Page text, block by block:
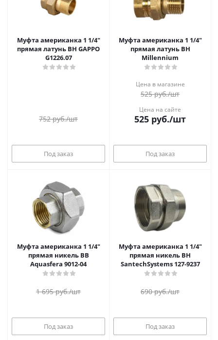
Муфта американка 1 1/4"
прямая латунь ВН GAPPO
G1226.07
752руб./шт
Под заказ
Муфта американка 1 1/4"
прямая латунь ВН
Millennium
Цена в магазине
525руб./шт
Цена на сайте
525 руб./шт
Под заказ
Муфта американка 1 1/4"
прямая никель ВВ
Aquasfera 9012-04
1 695руб./шт
Под заказ
Муфта американка 1 1/4"
прямая никель ВН
SantechSystems 127-9237
690руб./шт
Под заказ